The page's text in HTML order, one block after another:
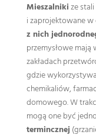
Mieszalnikize
i zaprojektowane w
z nich
przemysłowe
zakładach
gdzie
chemikaliów,
domowego. W
mogą one być
termincznej